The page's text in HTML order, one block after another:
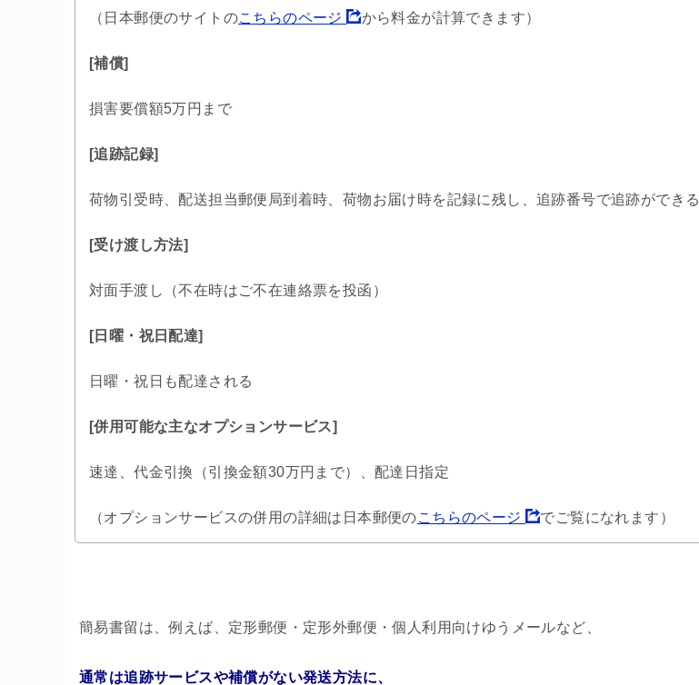
（日本郵便のサイトのこちらのページ から料金が計算できます）
[補償]
損害要償額5万円まで
[追跡記録]
荷物引受時、配送担当郵便局到着時、荷物お届け時を記録に残し、追跡番号で追跡ができる
[受け渡し方法]
対面手渡し（不在時はご不在連絡票を投函）
[日曜・祝日配達]
日曜・祝日も配達される
[併用可能な主なオプションサービス]
速達、代金引換（引換金額30万円まで）、配達日指定
（オプションサービスの併用の詳細は日本郵便のこちらのページ でご覧になれます）
簡易書留は、例えば、定形郵便・定形外郵便・個人利用向けゆうメールなど、
通常は追跡サービスや補償がない発送方法に、